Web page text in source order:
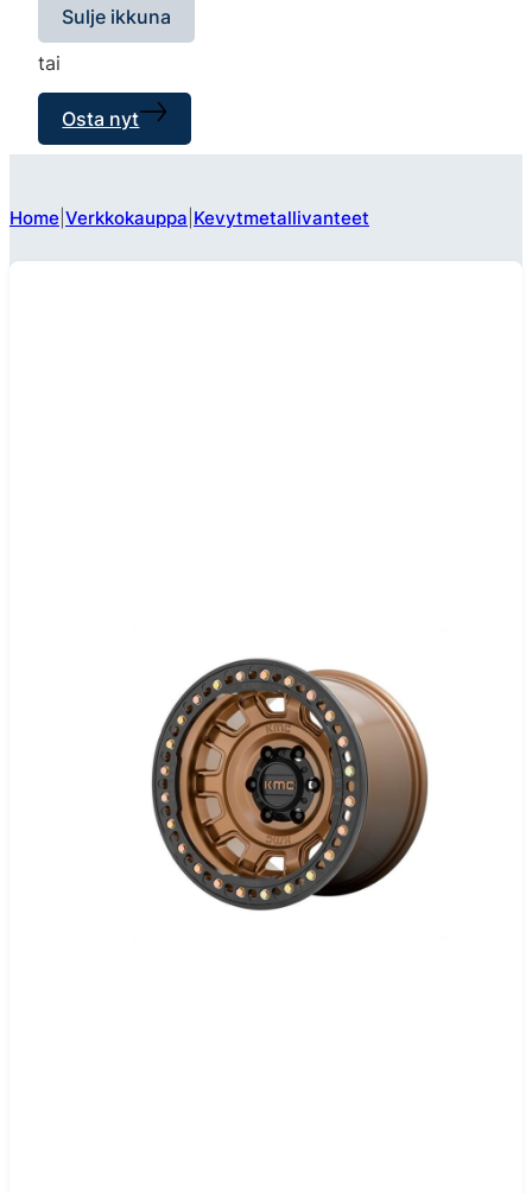
Sulje ikkuna
tai
Osta nyt
Home Verkkokauppa Kevytmetallivanteet